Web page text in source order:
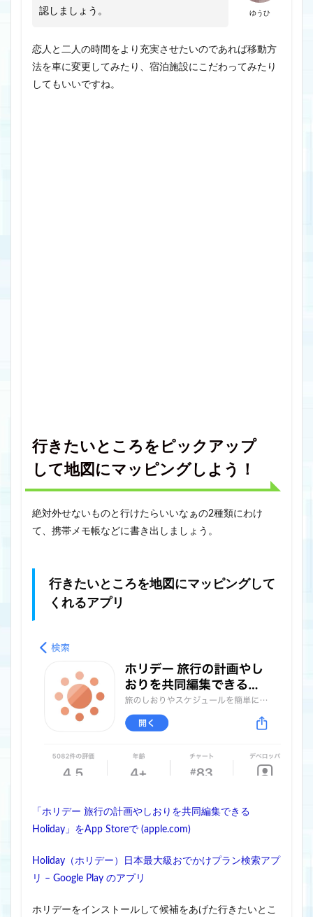
ゆうひ
認しましょう。
恋人と二人の時間をより充実させたいのであれば移動方
法を車に変更してみたり、宿泊施設にこだわってみたり
してもいいですね。
行きたいところをピックアップ
して地図にマッピングしよう！
絶対外せないものと行けたらいいなぁの2種類にわけ
て、携帯メモ帳などに書き出しましょう。
行きたいところを地図にマッピングして
くれるアプリ
「ホリデー 旅行の計画やしおりを共同編集できる
Holiday」をApp Storeで (apple.com)
Holiday（ホリデー）日本最大級おでかけプラン検索アプ
リ – Google Play のアプリ
ホリデーをインストールして候補をあげた行きたいとこ